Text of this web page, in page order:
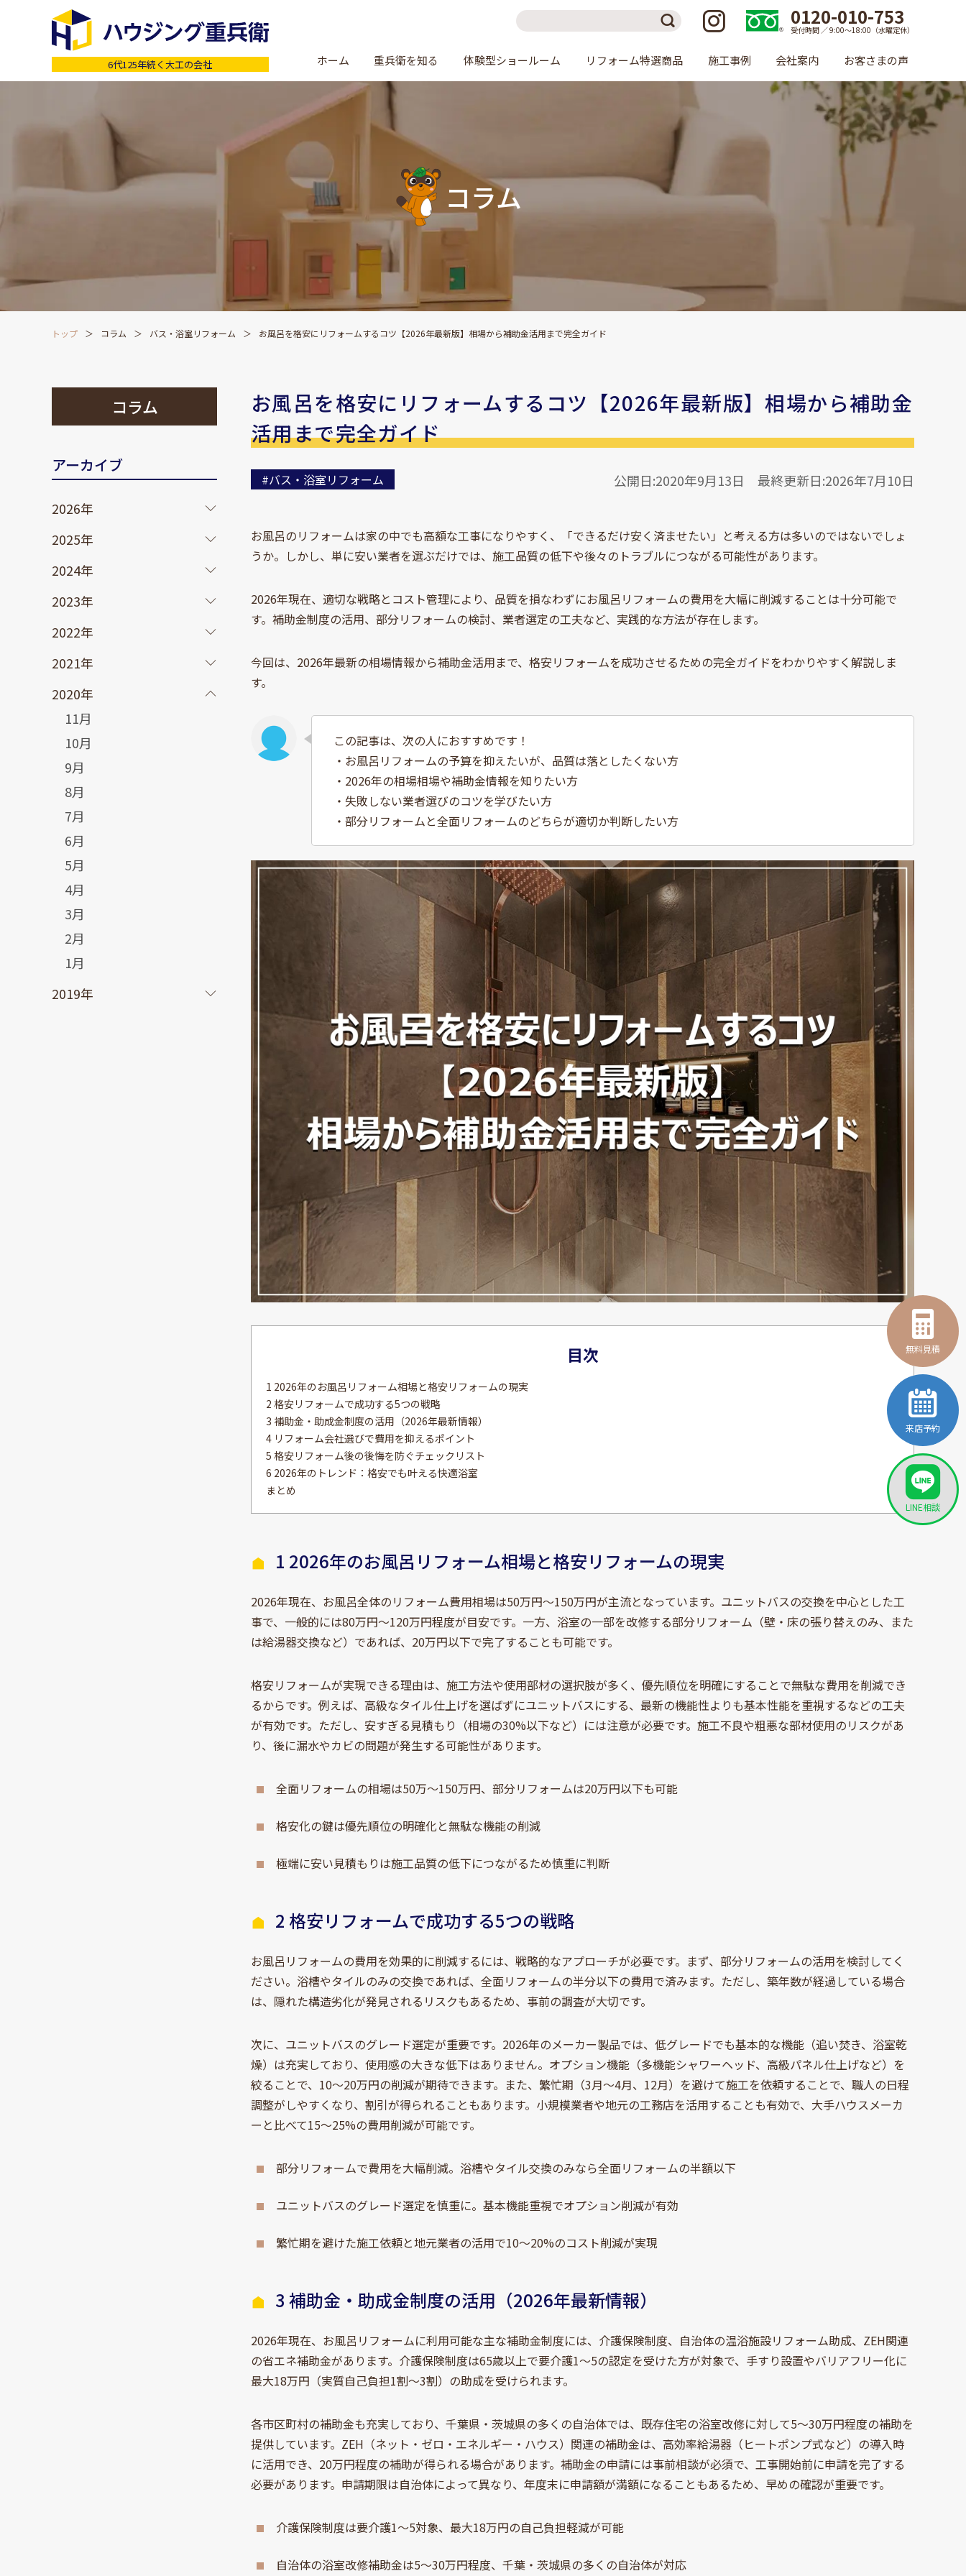
6代125年続く大工の会社
0120-010-753
受付時間 ／ 9:00〜18:00（水曜定休）
ホーム 重兵衛を知る 体験型ショールーム リフォーム特選商品 施工事例 会社案内 お客さまの声
コラム
トップ コラム バス・浴室リフォーム お風呂を格安にリフォームするコツ【2026年最新版】相場から補助金活用まで完全ガイド
お風呂を格安にリフォームするコツ【2026年最新版】相場から補助金
活用まで完全ガイド
#バス・浴室リフォーム 公開日:2020年9月13日 最終更新日:2026年7月10日
お風呂のリフォームは家の中でも高額な工事になりやすく、「できるだけ安く済ませたい」と考える方は多いのではないでしょ
うか。しかし、単に安い業者を選ぶだけでは、施工品質の低下や後々のトラブルにつながる可能性があります。
2026年現在、適切な戦略とコスト管理により、品質を損なわずにお風呂リフォームの費用を大幅に削減することは十分可能で
す。補助金制度の活用、部分リフォームの検討、業者選定の工夫など、実践的な方法が存在します。
今回は、2026年最新の相場情報から補助金活用まで、格安リフォームを成功させるための完全ガイドをわかりやすく解説しま
す。
この記事は、次の人におすすめです！
・お風呂リフォームの予算を抑えたいが、品質は落としたくない方
・2026年の相場相場や補助金情報を知りたい方
・失敗しない業者選びのコツを学びたい方
・部分リフォームと全面リフォームのどちらが適切か判断したい方
目次
1 2026年のお風呂リフォーム相場と格安リフォームの現実
2 格安リフォームで成功する5つの戦略
3 補助金・助成金制度の活用（2026年最新情報）
4 リフォーム会社選びで費用を抑えるポイント
5 格安リフォーム後の後悔を防ぐチェックリスト
6 2026年のトレンド：格安でも叶える快適浴室
まとめ
1 2026年のお風呂リフォーム相場と格安リフォームの現実
2026年現在、お風呂全体のリフォーム費用相場は50万円～150万円が主流となっています。ユニットバスの交換を中心とした工
事で、一般的には80万円～120万円程度が目安です。一方、浴室の一部を改修する部分リフォーム（壁・床の張り替えのみ、また
は給湯器交換など）であれば、20万円以下で完了することも可能です。
格安リフォームが実現できる理由は、施工方法や使用部材の選択肢が多く、優先順位を明確にすることで無駄な費用を削減でき
るからです。例えば、高級なタイル仕上げを選ばずにユニットバスにする、最新の機能性よりも基本性能を重視するなどの工夫
が有効です。ただし、安すぎる見積もり（相場の30%以下など）には注意が必要です。施工不良や粗悪な部材使用のリスクがあ
り、後に漏水やカビの問題が発生する可能性があります。
全面リフォームの相場は50万～150万円、部分リフォームは20万円以下も可能
格安化の鍵は優先順位の明確化と無駄な機能の削減
極端に安い見積もりは施工品質の低下につながるため慎重に判断
2 格安リフォームで成功する5つの戦略
お風呂リフォームの費用を効果的に削減するには、戦略的なアプローチが必要です。まず、部分リフォームの活用を検討してく
ださい。浴槽やタイルのみの交換であれば、全面リフォームの半分以下の費用で済みます。ただし、築年数が経過している場合
は、隠れた構造劣化が発見されるリスクもあるため、事前の調査が大切です。
次に、ユニットバスのグレード選定が重要です。2026年のメーカー製品では、低グレードでも基本的な機能（追い焚き、浴室乾
燥）は充実しており、使用感の大きな低下はありません。オプション機能（多機能シャワーヘッド、高級パネル仕上げなど）を
絞ることで、10～20万円の削減が期待できます。また、繁忙期（3月～4月、12月）を避けて施工を依頼することで、職人の日程
調整がしやすくなり、割引が得られることもあります。小規模業者や地元の工務店を活用することも有効で、大手ハウスメーカ
ーと比べて15～25%の費用削減が可能です。
部分リフォームで費用を大幅削減。浴槽やタイル交換のみなら全面リフォームの半額以下
ユニットバスのグレード選定を慎重に。基本機能重視でオプション削減が有効
繁忙期を避けた施工依頼と地元業者の活用で10～20%のコスト削減が実現
3 補助金・助成金制度の活用（2026年最新情報）
2026年現在、お風呂リフォームに利用可能な主な補助金制度には、介護保険制度、自治体の温浴施設リフォーム助成、ZEH関連
の省エネ補助金があります。介護保険制度は65歳以上で要介護1～5の認定を受けた方が対象で、手すり設置やバリアフリー化に
最大18万円（実質自己負担1割～3割）の助成を受けられます。
各市区町村の補助金も充実しており、千葉県・茨城県の多くの自治体では、既存住宅の浴室改修に対して5～30万円程度の補助を
提供しています。ZEH（ネット・ゼロ・エネルギー・ハウス）関連の補助金は、高効率給湯器（ヒートポンプ式など）の導入時
に活用でき、20万円程度の補助が得られる場合があります。補助金の申請には事前相談が必須で、工事開始前に申請を完了する
必要があります。申請期限は自治体によって異なり、年度末に申請額が満額になることもあるため、早めの確認が重要です。
介護保険制度は要介護1～5対象、最大18万円の自己負担軽減が可能
自治体の浴室改修補助金は5～30万円程度、千葉・茨城県の多くの自治体が対応
コラム
アーカイブ
2026年
2025年
2024年
2023年
2022年
2021年
2020年
11月
10月
9月
8月
7月
6月
5月
4月
3月
2月
1月
2019年
無料見積
来店予約
LINE相談